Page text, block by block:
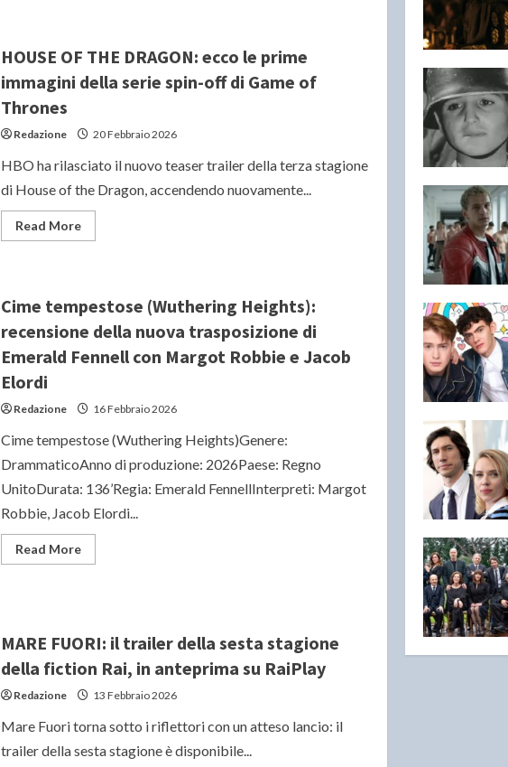
Man”:
trailer
italiano
su
con
Cillian
Murphy
HOUSE OF THE DRAGON: ecco le prime
immagini della serie spin-off di Game of
Thrones
Redazione 20 Febbraio 2026
HBO ha rilasciato il nuovo teaser trailer della terza stagione
di House of the Dragon, accendendo nuovamente...
Read MoreRead
more
DRAGON:
ecco
le
prime
immagini
della
off
di
of
Thrones
Cime tempestose (Wuthering Heights):
recensione della nuova trasposizione di
Emerald Fennell con Margot Robbie e Jacob
Elordi
Redazione 16 Febbraio 2026
Cime tempestose (Wuthering Heights)Genere:
DrammaticoAnno di produzione: 2026Paese: Regno
UnitoDurata: 136’Regia: Emerald FennellInterpreti: Margot
Robbie, Jacob Elordi...
Read MoreRead
more
recensione
della
nuova
trasposizione
di
Emerald
con
Robbie
MARE FUORI: il trailer della sesta stagione
della fiction Rai, in anteprima su RaiPlay
Redazione 13 Febbraio 2026
Mare Fuori torna sotto i riflettori con un atteso lancio: il
trailer della sesta stagione è disponibile...